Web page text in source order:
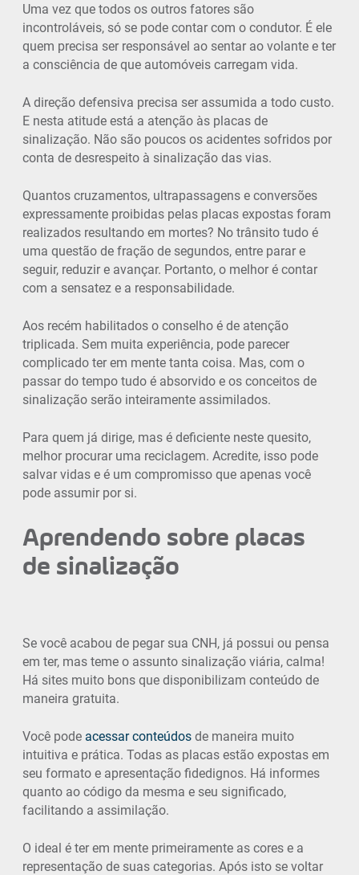
Uma vez que todos os outros fatores são
incontroláveis, só se pode contar com o condutor. É ele
quem precisa ser responsável ao sentar ao volante e ter
a consciência de que automóveis carregam vida.
A direção defensiva precisa ser assumida a todo custo.
E nesta atitude está a atenção às placas de
sinalização. Não são poucos os acidentes sofridos por
conta de desrespeito à sinalização das vias.
Quantos cruzamentos, ultrapassagens e conversões
expressamente proibidas pelas placas expostas foram
realizados resultando em mortes? No trânsito tudo é
uma questão de fração de segundos, entre parar e
seguir, reduzir e avançar. Portanto, o melhor é contar
com a sensatez e a responsabilidade.
Aos recém habilitados o conselho é de atenção
triplicada. Sem muita experiência, pode parecer
complicado ter em mente tanta coisa. Mas, com o
passar do tempo tudo é absorvido e os conceitos de
sinalização serão inteiramente assimilados.
Para quem já dirige, mas é deficiente neste quesito,
melhor procurar uma reciclagem. Acredite, isso pode
salvar vidas e é um compromisso que apenas você
pode assumir por si.
Aprendendo sobre placas
de sinalização
Se você acabou de pegar sua CNH, já possui ou pensa
em ter, mas teme o assunto sinalização viária, calma!
Há sites muito bons que disponibilizam conteúdo de
maneira gratuita.
Você pode acessar conteúdos de maneira muito
intuitiva e prática. Todas as placas estão expostas em
seu formato e apresentação fidedignos. Há informes
quanto ao código da mesma e seu significado,
facilitando a assimilação.
O ideal é ter em mente primeiramente as cores e a
representação de suas categorias. Após isto se voltar